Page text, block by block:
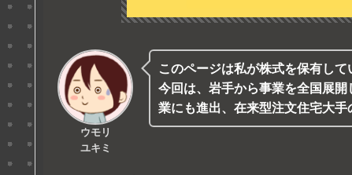
ウモリ
ユキミ
このページは私が株式を保有し
今回は、岩手から事業を全国展
業にも進出、在来型注文住宅大手